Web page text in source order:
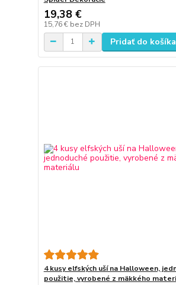
19,38 €
15,76 € bez DPH
Pridať do košíka
4 kusy elfských uší na Halloween,
použitie, vyrobené z mäkkého